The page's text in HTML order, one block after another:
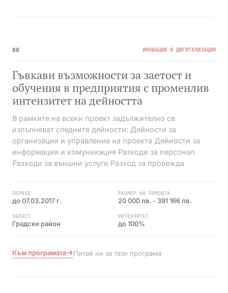
88 ИНОВАЦИИ И ДИГИТАЛИЗАЦИЯ
Гъвкави възможности за заетост и
обучения в предприятия с променлив
интензитет на дейността
В рамките на всеки проект задължително се
изпълняват следните дейности: Дейности за
организация и управление на проекта Дейности за
информация и комуникация Разходи за персонал
Разходи за външни услуги Разход за провежда
ПЕРИОД
до 07.03.2017 г.
РАЗМЕР НА ПОМОЩТА
20 000 лв. - 391 166 лв.
ОБЛАСТ
Градски район
ИНТЕНЗИТЕТ
до 100%
Към програмата Питай ни за тази програма